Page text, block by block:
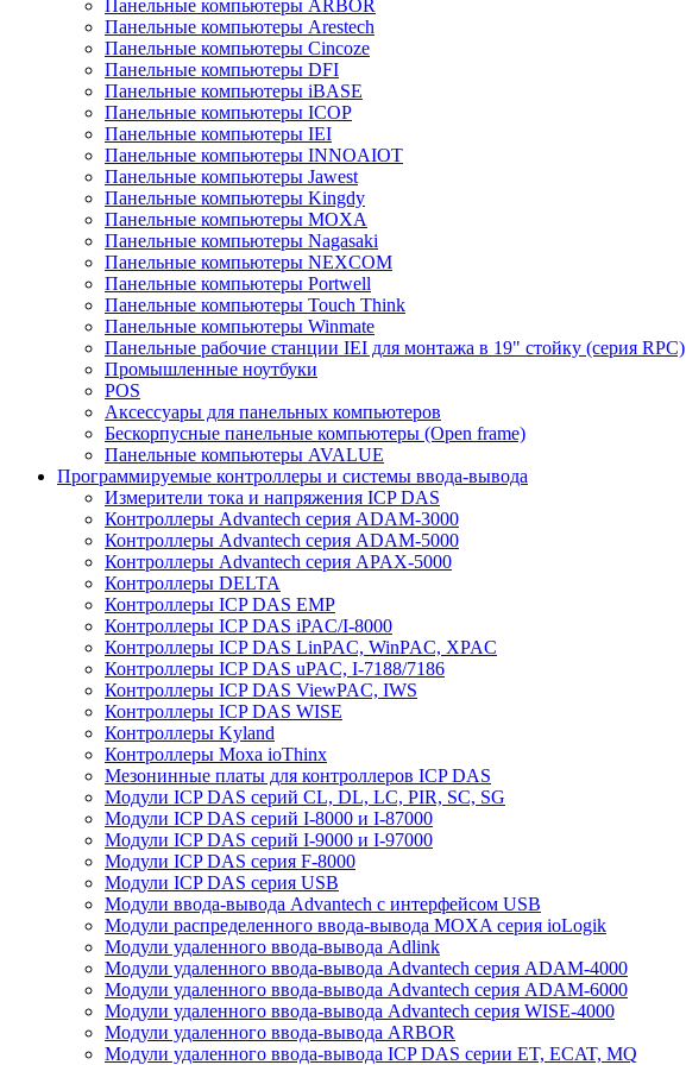
Панельные компьютеры ARBOR
Панельные компьютеры Arestech
Панельные компьютеры Cincoze
Панельные компьютеры DFI
Панельные компьютеры iBASE
Панельные компьютеры ICOP
Панельные компьютеры IEI
Панельные компьютеры INNOAIOT
Панельные компьютеры Jawest
Панельные компьютеры Kingdy
Панельные компьютеры MOXA
Панельные компьютеры Nagasaki
Панельные компьютеры NEXCOM
Панельные компьютеры Portwell
Панельные компьютеры Touch Think
Панельные компьютеры Winmate
Панельные рабочие станции IEI для монтажа в 19" стойку (серия RPC)
Промышленные ноутбуки
POS
Аксессуары для панельных компьютеров
Бескорпусные панельные компьютеры (Open frame)
Панельные компьютеры AVALUE
Программируемые контроллеры и системы ввода-вывода
Измерители тока и напряжения ICP DAS
Контроллеры Advantech серия ADAM-3000
Контроллеры Advantech серия ADAM-5000
Контроллеры Advantech серия APAX-5000
Контроллеры DELTA
Контроллеры ICP DAS EMP
Контроллеры ICP DAS iPAC/I-8000
Контроллеры ICP DAS LinPAC, WinPAC, XPAC
Контроллеры ICP DAS uPAC, I-7188/7186
Контроллеры ICP DAS ViewPAC, IWS
Контроллеры ICP DAS WISE
Контроллеры Kyland
Контроллеры Moxa ioThinx
Мезонинные платы для контроллеров ICP DAS
Модули ICP DAS серий CL, DL, LC, PIR, SC, SG
Модули ICP DAS серий I-8000 и I-87000
Модули ICP DAS серий I-9000 и I-97000
Модули ICP DAS серия F-8000
Модули ICP DAS серия USB
Модули ввода-вывода Advantech с интерфейсом USB
Модули распределенного ввода-вывода MOXA серия ioLogik
Модули удаленного ввода-вывода Adlink
Модули удаленного ввода-вывода Advantech серия ADAM-4000
Модули удаленного ввода-вывода Advantech серия ADAM-6000
Модули удаленного ввода-вывода Advantech серия WISE-4000
Модули удаленного ввода-вывода ARBOR
Модули удаленного ввода-вывода ICP DAS серии ET, ECAT, MQ